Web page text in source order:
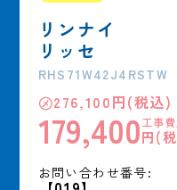
リンナイ
リッセ
RHS71W42J4RSTW
㋱276,100円(税込)
179,400工事
円(
お問い合わせ番号: